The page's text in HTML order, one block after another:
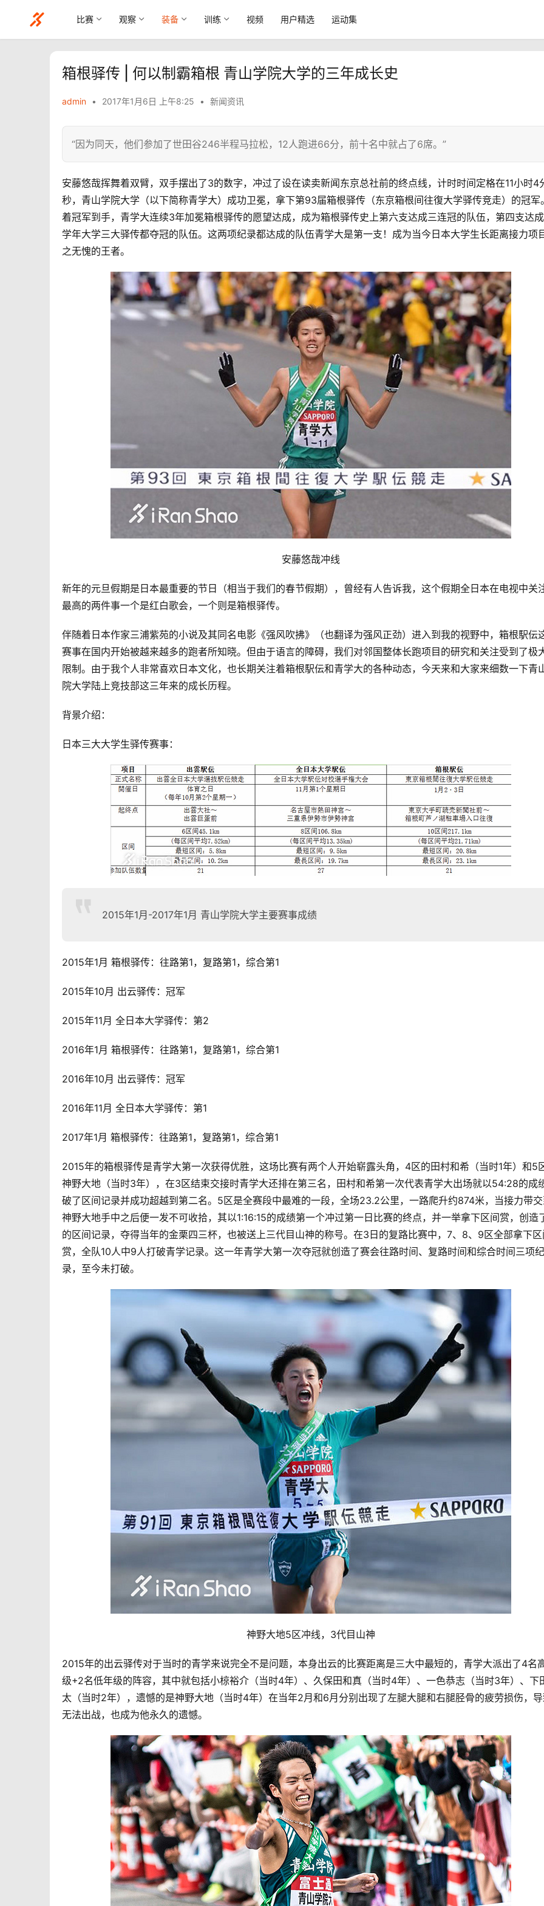
比赛 观察 装备 训练 视频 用户精选 运动集
箱根驿传 | 何以制霸箱根 青山学院大学的三年成长史
admin • 2017年1月6日 上午8:25 • 新闻资讯
“因为同天，他们参加了世田谷246半程马拉松，12人跑进66分，前十名中就占了6席。”
安藤悠哉挥舞着双臂，双手摆出了3的数字，冲过了设在读卖新闻东京总社前的终点线，计时时间定格在11小时4
秒，青山学院大学（以下简称青学大）成功卫冕，拿下第93届箱根驿传 （东京箱根间往復大学驿传竞走）的冠军
着冠军到手，青学大连续3年加冕箱根驿传的愿望达成，成为箱根驿传史上第六支达成三连冠的队伍，第四支达
学年大学三大驿传都夺冠的队伍。这两项纪录都达成的队伍青学大是第一支！成为当今日本大学生长距离接力项
之无愧的王者。
安藤悠哉冲线
新年的元旦假期是日本最重要的节日（相当于我们的春节假期），曾经有人告诉我，这个假期全日本在电视中关
最高的两件事一个是红白歌会，一个则是箱根驿传。
伴随着日本作家三浦紫苑的小说及其同名电影《强风吹拂》（也翻译为强风正劲）进入到我的视野中，箱根駅伝
赛事在国内开始被越来越多的跑者所知晓。但由于语言的障碍，我们对邻国整体长跑项目的研究和关注受到了极
限制。由于我个人非常喜欢日本文化，也长期关注着箱根駅伝和青学大的各种动态，今天来和大家来细数一下青
院大学陆上竞技部这三年来的成长历程。
背景介绍：
日本三大大学生驿传赛事：
2015年1月-2017年1月 青山学院大学主要赛事成绩
2015年1月 箱根驿传：往路第1，复路第1，综合第1
2015年10月 出云驿传：冠军
2015年11月 全日本大学驿传：第2
2016年1月 箱根驿传：往路第1，复路第1，综合第1
2016年10月 出云驿传：冠军
2016年11月 全日本大学驿传：第1
2017年1月 箱根驿传：往路第1，复路第1，综合第1
2015年的箱根驿传是青学大第一次获得优胜，这场比赛有两个人开始崭露头角，4区的田村和希（当时1年）和5
神野大地（当时3年），在3区结束交接时青学大还排在第三名，田村和希第一次代表青学大出场就以54:28的成
破了区间记录并成功超越到第二名。5区是全赛段中最难的一段，全场23.2公里，一路爬升约874米，当接力带交
神野大地手中之后便一发不可收拾，其以1:16:15的成绩第一个冲过第一日比赛的终点，并一举拿下区间赏，创造
的区间记录，夺得当年的金栗四三杯，也被送上三代目山神的称号。在3日的复路比赛中，7、8、9区全部拿下区
赏，全队10人中9人打破青学记录。这一年青学大第一次夺冠就创造了赛会往路时间、复路时间和综合时间三项纪
录，至今未打破。
神野大地5区冲线，3代目山神
2015年的出云驿传对于当时的青学来说完全不是问题，本身出云的比赛距离是三大中最短的，青学大派出了4名
级+2名低年级的阵容，其中就包括小椋裕介（当时4年）、久保田和真（当时4年）、一色恭志（当时3年）、下
太（当时2年），遗憾的是神野大地（当时4年）在当年2月和6月分别出现了左腿大腿和右腿胫骨的疲劳损伤，
无法出战，也成为他永久的遗憾。